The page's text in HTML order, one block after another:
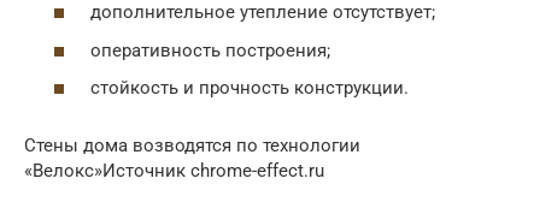
дополнительное утепление отсутствует;
оперативность построения;
стойкость и прочность конструкции.
Стены дома возводятся по технологии
«Велокс»Источник chrome-effect.ru